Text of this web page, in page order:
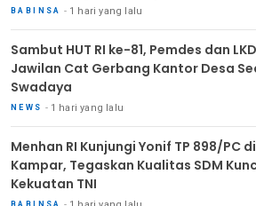
BABINSA 1 hari yang lalu
Sambut HUT RI ke-81, Pemdes dan LKD
Jawilan Cat Gerbang Kantor Desa
Swadaya
NEWS 1 hari yang lalu
Menhan RI Kunjungi Yonif TP 898/PC di
Kampar, Tegaskan Kualitas SDM
Kekuatan TNI
BABINSA